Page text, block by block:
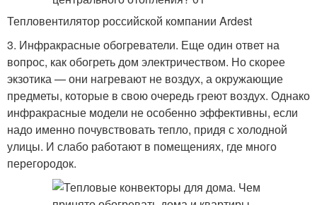
Тепловентилятор российской компании Ardest
3. Инфракрасные обогреватели. Еще один ответ на
вопрос, как обогреть дом электричеством. Но скорее
экзотика — они нагревают не воздух, а окружающие
предметы, которые в свою очередь греют воздух. Однако
инфракрасные модели не особенно эффективны, если
надо именно почувствовать тепло, придя с холодной
улицы. И слабо работают в помещениях, где много
перегородок.